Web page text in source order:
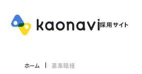
ホーム 募集職種